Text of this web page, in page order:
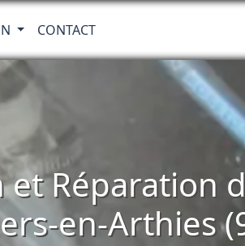
CONTACT
Réparation
en-Arthies